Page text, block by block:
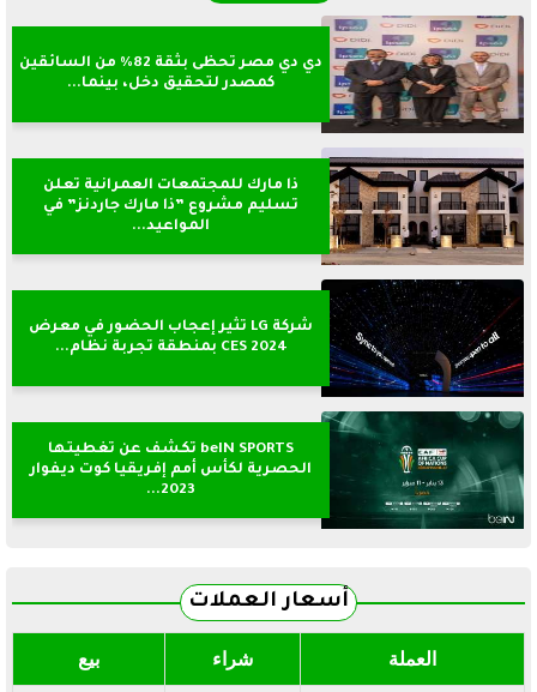
دي دي مصر تحظى بثقة 82% من السائقين
كمصدر لتحقيق دخل، بينما...
ذا مارك للمجتمعات العمرانية تعلن
تسليم مشروع ”ذا مارك جاردنز” في
المواعيد...
شركة LG تثير إعجاب الحضور في معرض
CES 2024 بمنطقة تجربة نظام...
beIN SPORTS تكشف عن تغطيتها
الحصرية لكأس أمم إفريقيا كوت ديفوار
2023...
أسعار العملات
العملة شراء بيع